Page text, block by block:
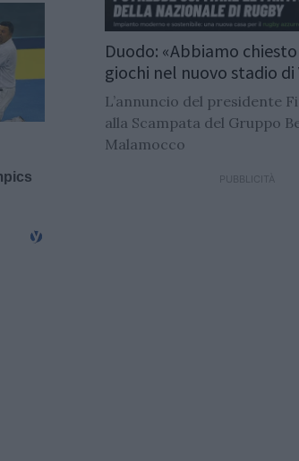
Duodo: «Abbiamo
giochi nel nuovo stadio di
L’annuncio del presidente
alla Scampata del Gruppo
Malamocco